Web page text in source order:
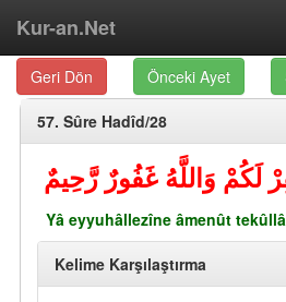
Kur-an.Net
Geri Dön Önceki Ayet
57. Sûre Hadîd/28
لَكُمْ وَاللَّهُ غَفُورٌ رَّحِيمٌ
Yâ eyyuhâllezîne âmenût
Kelime Karşılaştırma